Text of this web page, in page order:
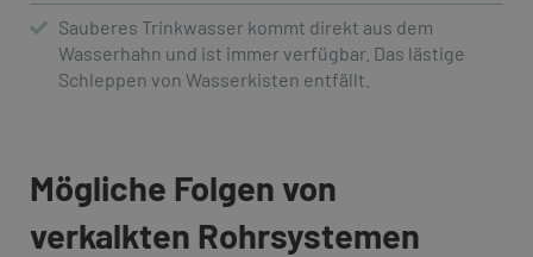
Sauberes Trinkwasser kommt direkt aus dem
Wasserhahn und ist immer verfügbar. Das lästige
Schleppen von Wasserkisten entfällt.
Mögliche Folgen von
verkalkten Rohrsystemen